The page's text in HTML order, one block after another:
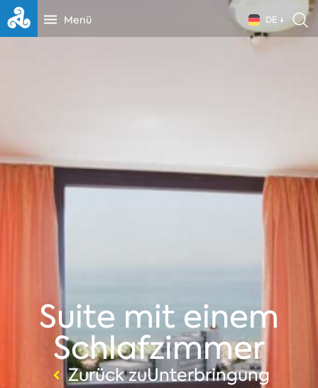
Menü DE
Suite mit einem
Schlafzimmer
Zurück zuUnterbringung